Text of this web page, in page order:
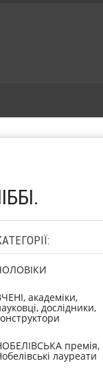
академіки,
дослідники,
премія,
лауреати